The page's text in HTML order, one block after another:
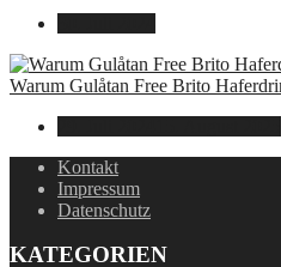
Warum Gulåtan Free Brito
Kontakt
Impressum
Datenschutz
KATEGORIEN